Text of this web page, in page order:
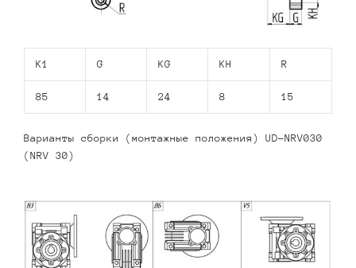
K1 G KG KH R
85 14 24 8 15
Варианты сборки (монтажные положения) UD-NRV030
(NRV 30)